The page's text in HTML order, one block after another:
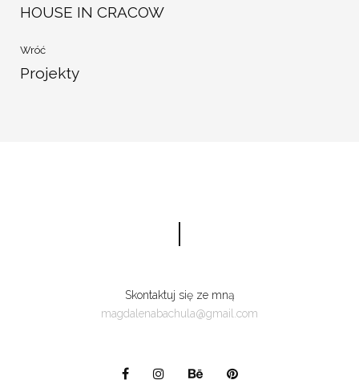
HOUSE IN CRACOW
Wróć
Projekty
Skontaktuj się ze mną
magdalenabachula@gmail.com